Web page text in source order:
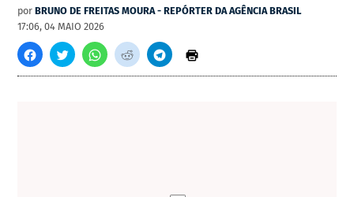
por BRUNO DE FREITAS MOURA - REPÓRTER DA AGÊNCIA BRASIL
17:06, 04 MAIO 2026